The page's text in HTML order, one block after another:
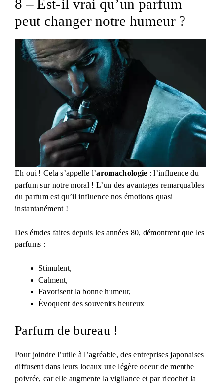
8 – Est-il vrai qu’un parfum
peut changer notre humeur ?
Eh oui ! Cela s’appelle l’aromachologie : l’influence du
parfum sur notre moral ! L’un des avantages remarquables
du parfum est qu’il influence nos émotions quasi
instantanément !
Des études faites depuis les années 80, démontrent que les
parfums :
Stimulent,
Calment,
Favorisent la bonne humeur,
Évoquent des souvenirs heureux
Parfum de bureau !
Pour joindre l’utile à l’agréable, des entreprises japonaises
diffusent dans leurs locaux une légère odeur de menthe
poivrée, car elle augmente la vigilance et par ricochet la